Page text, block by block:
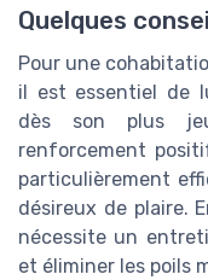
Quelques
Pour une
il est essentiel de
dès son plus
renforcement
particulièrement
désireux de plaire.
nécessite un
et éliminer les poils